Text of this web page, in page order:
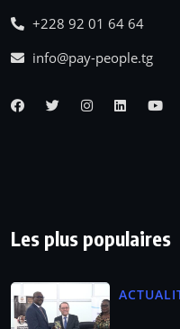
+228 92 01 64 64
info@pay-people.tg
Les plus populaires